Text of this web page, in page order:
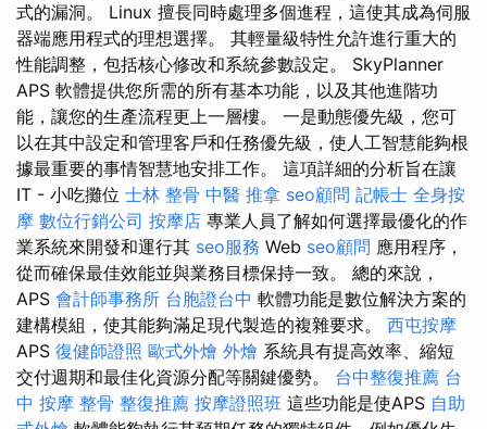
式的漏洞。 Linux 擅長同時處理多個進程，這使其成為伺服
器端應用程式的理想選擇。 其輕量級特性允許進行重大的
性能調整，包括核心修改和系統參數設定。 SkyPlanner
APS 軟體提供您所需的所有基本功能，以及其他進階功
能，讓您的生產流程更上一層樓。 一是動態優先級，您可
以在其中設定和管理客戶和任務優先級，使人工智慧能夠根
據最重要的事情智慧地安排工作。 這項詳細的分析旨在讓
IT - 小吃攤位 士林 整骨 中醫 推拿 seo顧問 記帳士 全身按
摩 數位行銷公司 按摩店 專業人員了解如何選擇最優化的作
業系統來開發和運行其 seo服務 Web seo顧問 應用程序，
從而確保最佳效能並與業務目標保持一致。 總的來說，
APS 會計師事務所 台胞證台中 軟體功能是數位解決方案的
建構模組，使其能夠滿足現代製造的複雜要求。 西屯按摩
APS 復健師證照 歐式外燴 外燴 系統具有提高效率、縮短
交付週期和最佳化資源分配等關鍵優勢。 台中整復推薦 台
中 按摩 整骨 整復推薦 按摩證照班 這些功能是使APS 自助